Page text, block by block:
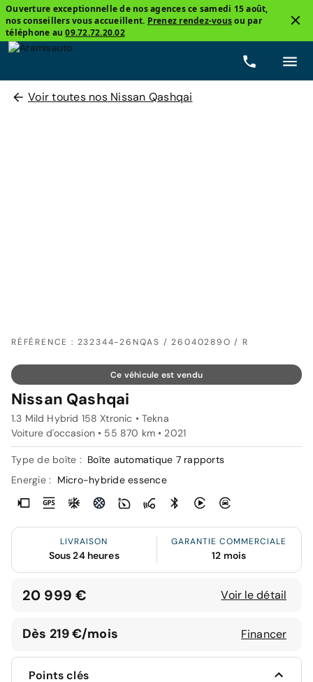
Ouverture exceptionnelle de nos agences ce samedi 15 août,
nos conseillers vous accueillent. Prenez rendez-vousou par
téléphone au09.72.72.20.02
Voir toutes nos Nissan Qashqai
RÉFÉRENCE : 232344-26NQAS / 26040289O / R
Ce véhicule est vendu
Nissan Qashqai
1.3 Mild Hybrid 158 Xtronic • Tekna
Voiture d'occasion • 55 870 km • 2021
Type de boîte : Boîte automatique 7 rapports
Energie :
Micro-hybride essence
LIVRAISON
Sous 24 heures
GARANTIE COMMERCIALE
12 mois
20 999 € Voir le détail
Dès 219 €/mois Financer
Points clés